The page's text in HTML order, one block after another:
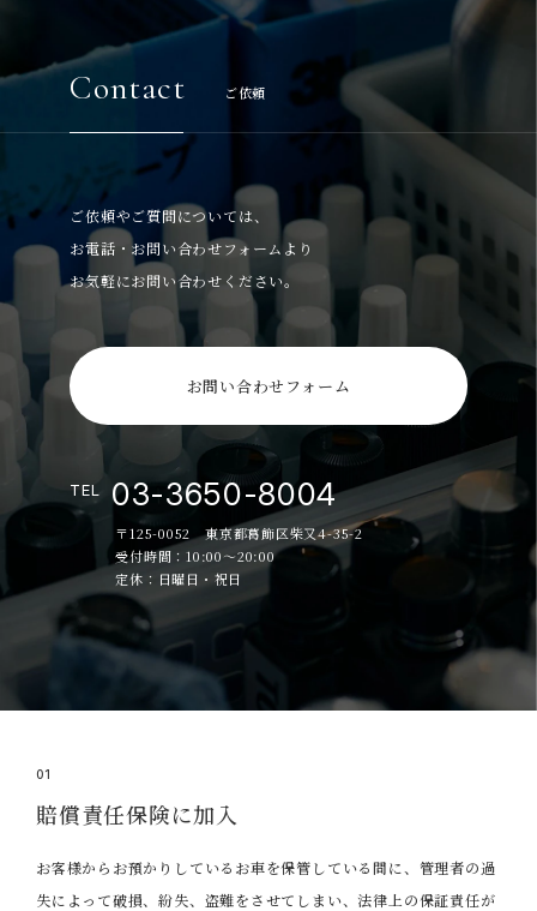
Contact ご依頼
ご依頼やご質問については、
お電話・お問い合わせフォームより
お気軽にお問い合わせください。
お問い合わせフォーム
TEL 03-3650-8004
〒125-0052 東京都葛飾区柴又4-35-2
受付時間：10:00～20:00
定休：日曜日・祝日
01
賠償責任保険に加入
お客様からお預かりしているお車を保管している間に、管理者の過
失によって破損、紛失、盗難をさせてしまい、法律上の保証責任が